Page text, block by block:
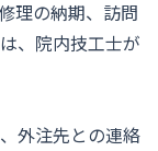
理の納期、訪問
、院内技工士が
外注先との連絡